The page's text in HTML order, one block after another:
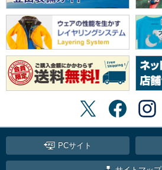
PCサイト